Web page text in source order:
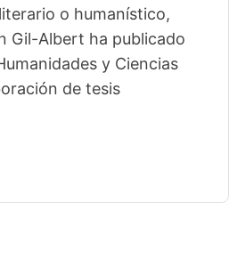
o humanístico,
Gil-Albert ha publicado
y Ciencias
de tesis